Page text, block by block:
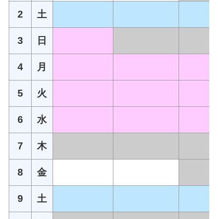
2 土
3 日
4 月
5 火
6 水
7 木
8 金
9 土